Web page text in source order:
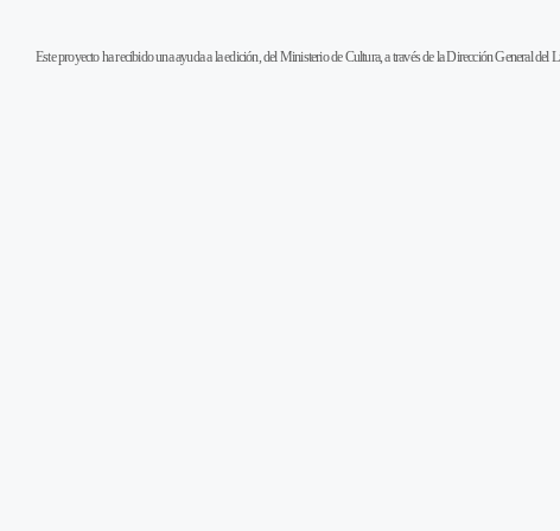
Este proyecto ha recibido una ayuda a la edición, del Ministerio de Cultura, a través de la Dirección General del